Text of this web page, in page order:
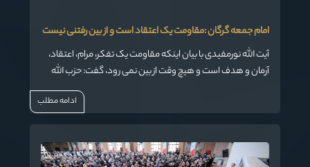
امام جمعه گرگان :مقاومت یک اعتقاد است و از بین رفتنی نیست
آیت الله نورمفیدی با بیان اینکه مقاومت یک تفکر، مرام، اعتقاد،
آرمان و هدف است و هیچ وقت از بین نمی رود، گفت: حزب الله
خیلی محکم در مقابل تهاجمات اسرائیل ایستاد و مقاومت از بین
ادامه مطلب